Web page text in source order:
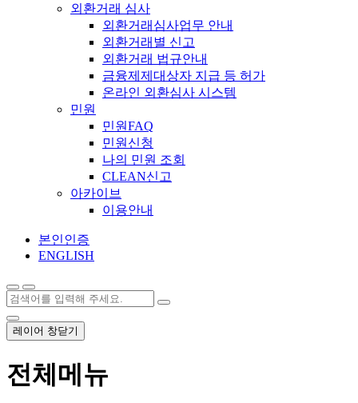
외환거래 심사
외환거래심사업무 안내
외환거래별 신고
외환거래 법규안내
금융제제대상자 지급 등 허가
온라인 외환심사 시스템
민원
민원FAQ
민원신청
나의 민원 조회
CLEAN신고
아카이브
이용안내
본인인증
ENGLISH
레이어 창닫기
전체메뉴